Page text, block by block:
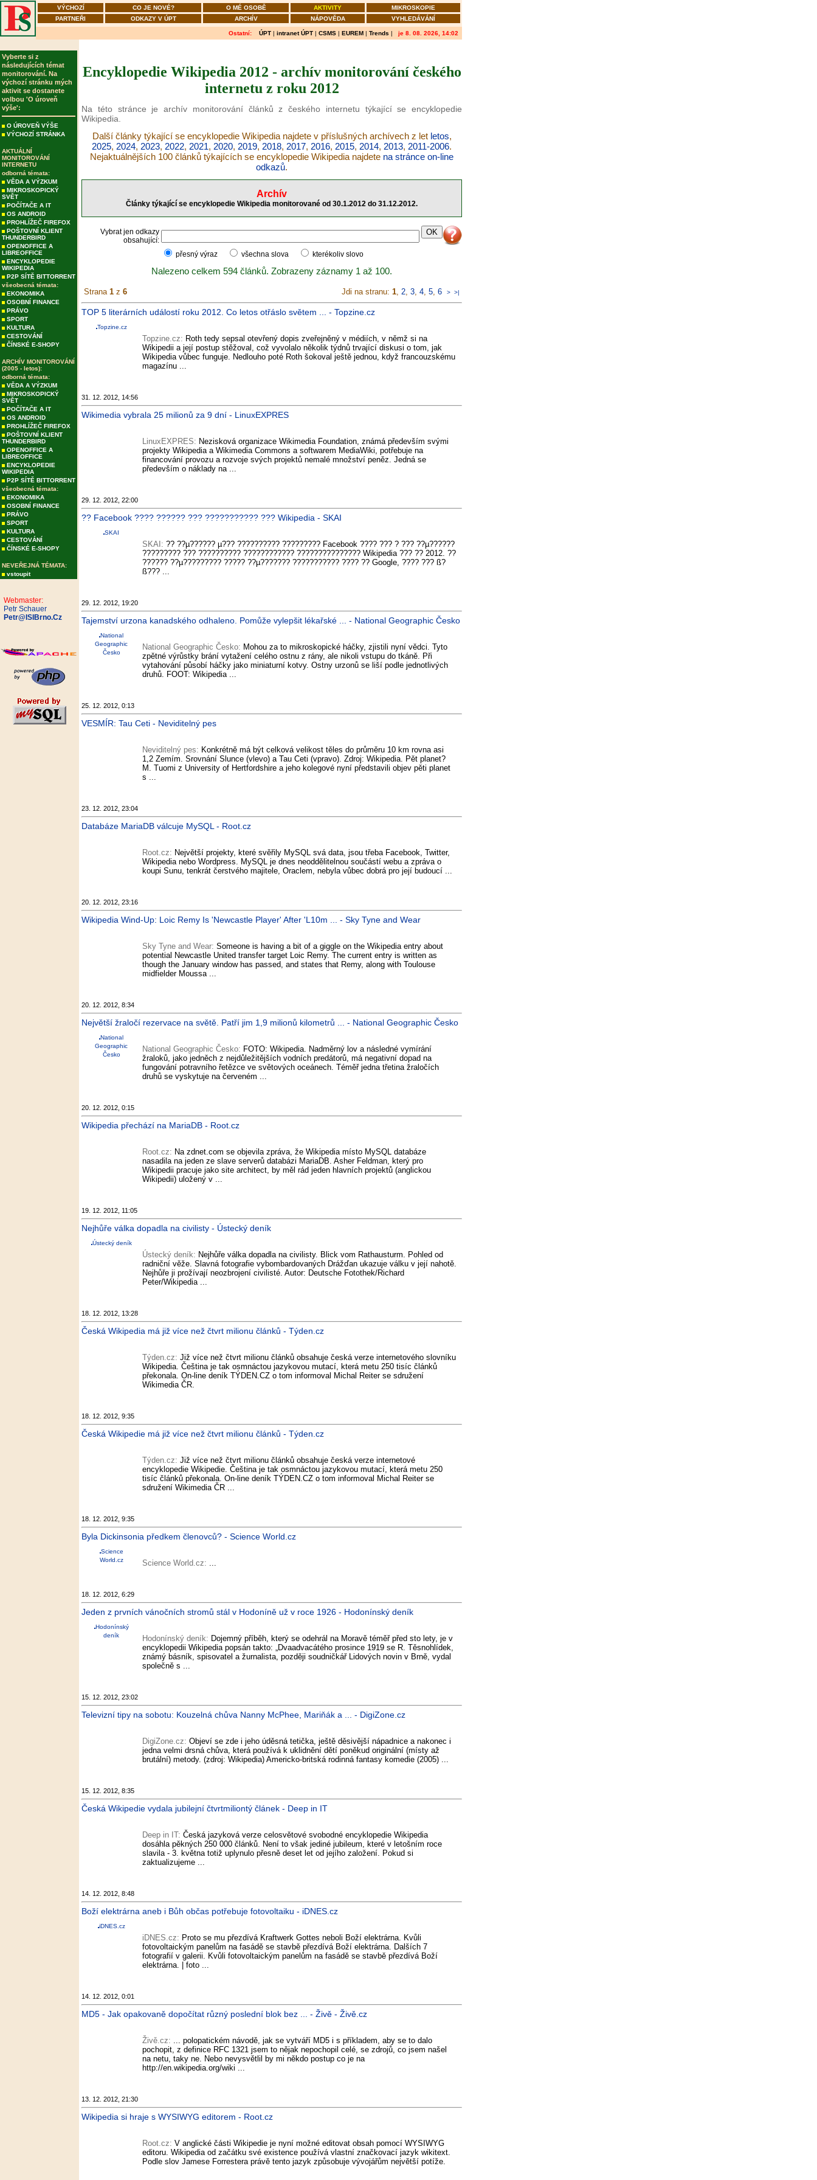
VÝCHOZÍ CO JE NOVÉ? O MÉ OSOBĚ AKTIVITY
MIKROSKOPIE
PARTNEŘI
ODKAZY V ÚPT ARCHÍV NÁPOVĚDA VYHLEDÁVÁNÍ
Ostatní: ÚPT | intranet ÚPT | CSMS | EUREM | Trends | je 8. 08. 2026, 14:02
Vyberte si z
následujících témat
monitorování. Na
výchozí stránku mých
aktivit se dostanete
volbou 'O úroveň
výše':
O ÚROVEŇ VÝŠE
VÝCHOZÍ STRÁNKA
AKTUÁLNÍ
MONITOROVÁNÍ
INTERNETU
odborná témata:
VĚDA A VÝZKUM
MIKROSKOPICKÝ
SVĚT
POČÍTAČE A IT
OS ANDROID
PROHLÍŽEČ FIREFOX
POŠTOVNÍ KLIENT
THUNDERBIRD
OPENOFFICE A
LIBREOFFICE
ENCYKLOPEDIE
WIKIPEDIA
P2P SÍTĚ BITTORRENT
všeobecná témata:
EKONOMIKA
OSOBNÍ FINANCE
PRÁVO
SPORT
KULTURA
CESTOVÁNÍ
ČÍNSKÉ E-SHOPY
ARCHÍV MONITOROVÁNÍ
(2005 - letos):
odborná témata:
VĚDA A VÝZKUM
MIKROSKOPICKÝ
SVĚT
POČÍTAČE A IT
OS ANDROID
PROHLÍŽEČ FIREFOX
POŠTOVNÍ KLIENT
THUNDERBIRD
OPENOFFICE A
LIBREOFFICE
ENCYKLOPEDIE
WIKIPEDIA
P2P SÍTĚ BITTORRENT
všeobecná témata:
EKONOMIKA
OSOBNÍ FINANCE
PRÁVO
SPORT
KULTURA
CESTOVÁNÍ
ČÍNSKÉ E-SHOPY
NEVEŘEJNÁ TÉMATA:
vstoupit
Webmaster:
Petr Schauer
Petr@ISIBrno.Cz
Encyklopedie Wikipedia 2012 - archív monitorování českého
internetu z roku 2012
Na této stránce je archív monitorování článků z českého internetu týkající se encyklopedie
Wikipedia.
Další články týkající se encyklopedie Wikipedia najdete v příslušných archívech z let letos,
2025, 2024, 2023, 2022, 2021, 2020, 2019, 2018, 2017, 2016, 2015, 2014, 2013, 2011-2006.
Nejaktuálnějších 100 článků týkajících se encyklopedie Wikipedia najdete na stránce on-line
odkazů.
Archív
Články týkající se encyklopedie Wikipedia monitorované od 30.1.2012 do 31.12.2012.
Vybrat jen odkazy
obsahující:
přesný výraz
všechna slova kterékoliv slovo
Nalezeno celkem 594 článků. Zobrazeny záznamy 1 až 100.
Strana 1 z 6 Jdi na stranu: 1, 2, 3, 4, 5, 6 > >|
TOP 5 literárních událostí roku 2012. Co letos otřáslo světem ... - Topzine.cz
Topzine.cz
Topzine.cz: Roth tedy sepsal otevřený dopis zveřejněný v médiích, v němž si na
Wikipedii a její postup stěžoval, což vyvolalo několik týdnů trvající diskusi o tom, jak
Wikipedia vůbec funguje. Nedlouho poté Roth šokoval ještě jednou, když francouzskému
magazínu ...
31. 12. 2012, 14:56
Wikimedia vybrala 25 milionů za 9 dní - LinuxEXPRES
LinuxEXPRES: Nezisková organizace Wikimedia Foundation, známá především svými
projekty Wikipedia a Wikimedia Commons a softwarem MediaWiki, potřebuje na
financování provozu a rozvoje svých projektů nemalé množství peněz. Jedná se
především o náklady na ...
29. 12. 2012, 22:00
?? Facebook ???? ?????? ??? ??????????? ??? Wikipedia - SKAI
SKAI
SKAI: ?? ??µ?????? µ??? ?????????? ????????? Facebook ???? ??? ? ??? ??µ??????
????????? ??? ?????????? ???????????? ??????????????? Wikipedia ??? ?? 2012. ??
?????? ??µ????????? ????? ??µ??????? ??????????? ???? ?? Google, ???? ??? ß?
ß??? ...
29. 12. 2012, 19:20
Tajemství urzona kanadského odhaleno. Pomůže vylepšit lékařské ... - National Geographic Česko
National
Geographic
Česko
National Geographic Česko: Mohou za to mikroskopické háčky, zjistili nyní vědci. Tyto
zpětné výrůstky brání vytažení celého ostnu z rány, ale nikoli vstupu do tkáně. Při
vytahování působí háčky jako miniaturní kotvy. Ostny urzonů se liší podle jednotlivých
druhů. FOOT: Wikipedia ...
25. 12. 2012, 0:13
VESMÍR: Tau Ceti - Neviditelný pes
Neviditelný pes: Konkrétně má být celková velikost těles do průměru 10 km rovna asi
1,2 Zemím. Srovnání Slunce (vlevo) a Tau Ceti (vpravo). Zdroj: Wikipedia. Pět planet?
M. Tuomi z University of Hertfordshire a jeho kolegové nyní představili objev pěti planet
s ...
23. 12. 2012, 23:04
Databáze MariaDB válcuje MySQL - Root.cz
Root.cz: Největší projekty, které svěřily MySQL svá data, jsou třeba Facebook, Twitter,
Wikipedia nebo Wordpress. MySQL je dnes neoddělitelnou součástí webu a zpráva o
koupi Sunu, tenkrát čerstvého majitele, Oraclem, nebyla vůbec dobrá pro její budoucí ...
20. 12. 2012, 23:16
Wikipedia Wind-Up: Loic Remy Is 'Newcastle Player' After 'L10m ... - Sky Tyne and Wear
Sky Tyne and Wear: Someone is having a bit of a giggle on the Wikipedia entry about
potential Newcastle United transfer target Loic Remy. The current entry is written as
though the January window has passed, and states that Remy, along with Toulouse
midfielder Moussa ...
20. 12. 2012, 8:34
Největší žraločí rezervace na světě. Patří jim 1,9 milionů kilometrů ... - National Geographic Česko
National
Geographic
Česko
National Geographic Česko: FOTO: Wikipedia. Nadměrný lov a následné vymírání
žraloků, jako jedněch z nejdůležitějších vodních predátorů, má negativní dopad na
fungování potravního řetězce ve světových oceánech. Téměř jedna třetina žraločích
druhů se vyskytuje na červeném ...
20. 12. 2012, 0:15
Wikipedia přechází na MariaDB - Root.cz
Root.cz: Na zdnet.com se objevila zpráva, že Wikipedia místo MySQL databáze
nasadila na jeden ze slave serverů databázi MariaDB. Asher Feldman, který pro
Wikipedii pracuje jako site architect, by měl rád jeden hlavních projektů (anglickou
Wikipedii) uložený v ...
19. 12. 2012, 11:05
Nejhůře válka dopadla na civilisty - Ústecký deník
Ústecký deník
Ústecký deník: Nejhůře válka dopadla na civilisty. Blick vom Rathausturm. Pohled od
radniční věže. Slavná fotografie vybombardovaných Drážďan ukazuje válku v její nahotě.
Nejhůře ji prožívají neozbrojení civilisté. Autor: Deutsche Fotothek/Richard
Peter/Wikipedia ...
18. 12. 2012, 13:28
Česká Wikipedia má již více než čtvrt milionu článků - Týden.cz
Týden.cz: Již více než čtvrt milionu článků obsahuje česká verze internetového slovníku
Wikipedia. Čeština je tak osmnáctou jazykovou mutací, která metu 250 tisíc článků
překonala. On-line deník TÝDEN.CZ o tom informoval Michal Reiter se sdružení
Wikimedia ČR.
18. 12. 2012, 9:35
Česká Wikipedie má již více než čtvrt milionu článků - Týden.cz
Týden.cz: Již více než čtvrt milionu článků obsahuje česká verze internetové
encyklopedie Wikipedie. Čeština je tak osmnáctou jazykovou mutací, která metu 250
tisíc článků překonala. On-line deník TÝDEN.CZ o tom informoval Michal Reiter se
sdružení Wikimedia ČR ...
18. 12. 2012, 9:35
Byla Dickinsonia předkem členovců? - Science World.cz
Science
World.cz
Science World.cz: ...
18. 12. 2012, 6:29
Jeden z prvních vánočních stromů stál v Hodoníně už v roce 1926 - Hodonínský deník
Hodonínský
deník
Hodonínský deník: Dojemný příběh, který se odehrál na Moravě téměř před sto lety, je v
encyklopedii Wikipedia popsán takto: „Dvaadvacátého prosince 1919 se R. Těsnohlídek,
známý básník, spisovatel a žurnalista, později soudničkář Lidových novin v Brně, vydal
společně s ...
15. 12. 2012, 23:02
Televizní tipy na sobotu: Kouzelná chůva Nanny McPhee, Mariňák a ... - DigiZone.cz
DigiZone.cz: Objeví se zde i jeho úděsná tetička, ještě děsivější nápadnice a nakonec i
jedna velmi drsná chůva, která používá k uklidnění dětí poněkud originální (místy až
brutální) metody. (zdroj: Wikipedia) Americko-britská rodinná fantasy komedie (2005) ...
15. 12. 2012, 8:35
Česká Wikipedie vydala jubilejní čtvrtmiliontý článek - Deep in IT
Deep in IT: Česká jazyková verze celosvětové svobodné encyklopedie Wikipedia
dosáhla pěkných 250 000 článků. Není to však jediné jubileum, které v letošním roce
slavila - 3. května totiž uplynulo přesně deset let od jejího založení. Pokud si
zaktualizujeme ...
14. 12. 2012, 8:48
Boží elektrárna aneb i Bůh občas potřebuje fotovoltaiku - iDNES.cz
iDNES.cz
iDNES.cz: Proto se mu přezdívá Kraftwerk Gottes neboli Boží elektrárna. Kvůli
fotovoltaickým panelům na fasádě se stavbě přezdívá Boží elektrárna. Dalších 7
fotografií v galerii. Kvůli fotovoltaickým panelům na fasádě se stavbě přezdívá Boží
elektrárna. | foto ...
14. 12. 2012, 0:01
MD5 - Jak opakovaně dopočítat různý poslední blok bez ... - Živě - Živě.cz
Živě.cz: ... polopatickém návodě, jak se vytváří MD5 i s příkladem, aby se to dalo
pochopit, z definice RFC 1321 jsem to nějak nepochopil celé, se zdrojů, co jsem našel
na netu, taky ne. Nebo nevysvětlil by mi někdo postup co je na
http://en.wikipedia.org/wiki ...
13. 12. 2012, 21:30
Wikipedia si hraje s WYSIWYG editorem - Root.cz
Root.cz: V anglické části Wikipedie je nyní možné editovat obsah pomocí WYSIWYG
editoru. Wikipedia od začátku své existence používá vlastní značkovací jazyk wikitext.
Podle slov Jamese Forrestera právě tento jazyk způsobuje vývojářům největší potíže.